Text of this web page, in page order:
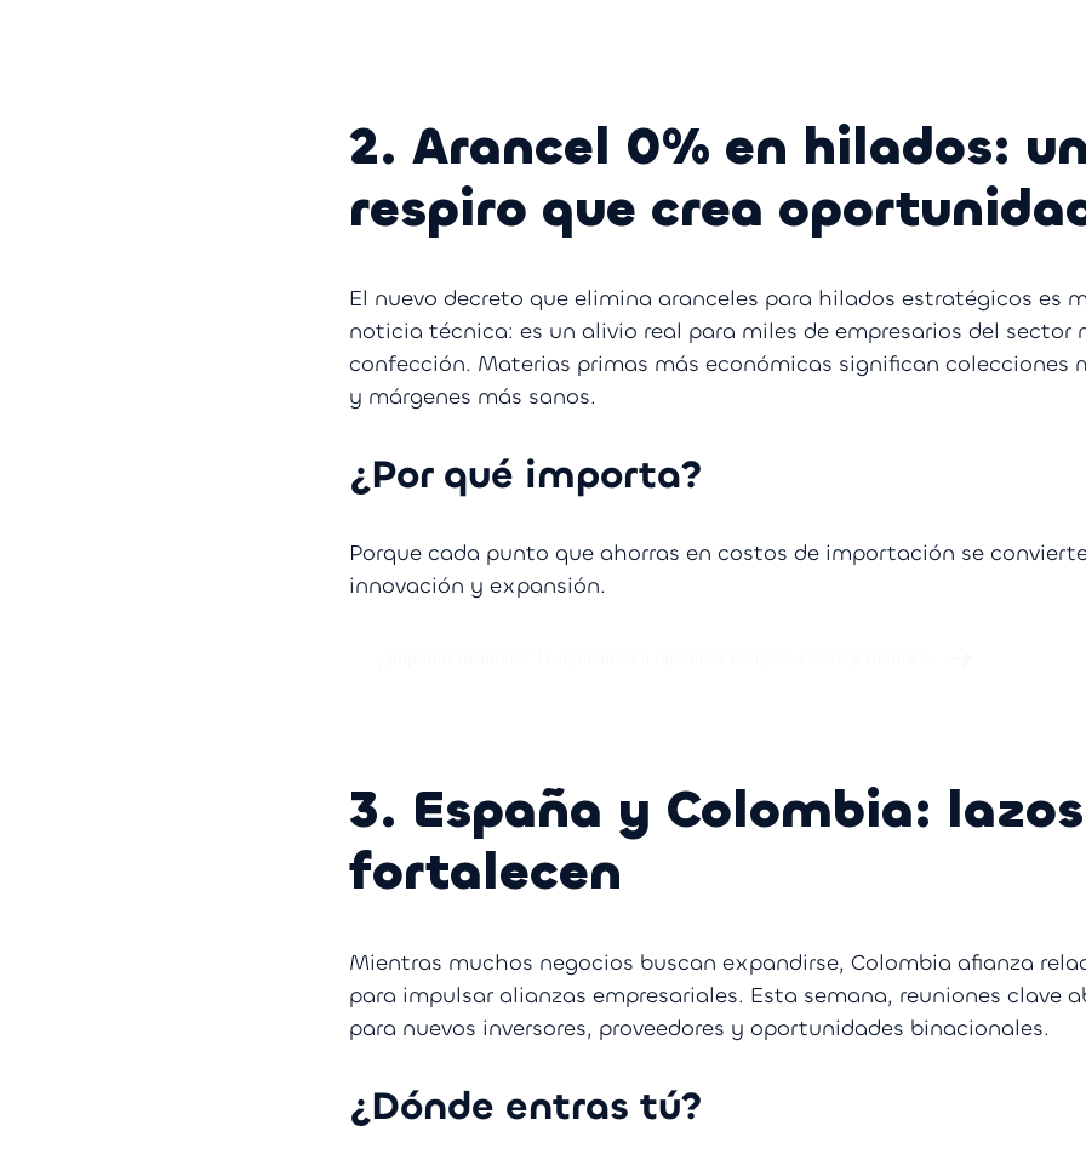
2. Arancel 0% en hilados:
respiro que crea
El nuevo decreto que elimina aranceles para hilados estratégicos es
noticia técnica: es un alivio real para miles de empresarios del sector
confección. Materias primas más económicas significan colecciones
y márgenes más sanos.
¿Por qué importa?
Porque cada punto que ahorras en costos de importación se
innovación y expansión.
3. España y Colombia:
fortalecen
Mientras muchos negocios buscan expandirse, Colombia afianza
para impulsar alianzas empresariales. Esta semana, reuniones clave
para nuevos inversores, proveedores y oportunidades binacionales.
¿Dónde entras tú?